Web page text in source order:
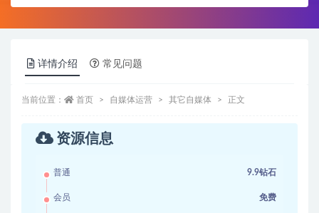
详情介绍 常见问题
当前位置： 首页 自媒体运营 其它自媒体 正文
资源信息
普通 9.9钻石
会员 免费